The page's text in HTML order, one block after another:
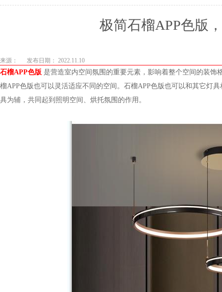
极简石榴APP色版
来源： 发布日期： 2022.11.10
石榴APP色版 是营造室内空间氛围的重要元素，影响着整个空间的装饰格
榴APP色版也可以灵活适应不同的空间。石榴APP色版也可以和其它灯具相组
具为辅，共同起到照明空间、烘托氛围的作用。